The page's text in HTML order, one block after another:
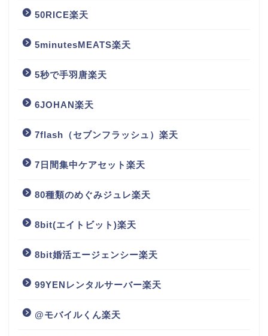
50RICE楽天
5minutesMEATS楽天
5秒で手羽唐楽天
6JOHAN楽天
7flash（セブンフラッシュ）楽天
7日間集中ケアセット楽天
80種類のめぐみジュレ楽天
8bit(エイトビット)楽天
8bit婚活エージェンシー楽天
99YENレンタルサーバー楽天
@モバイルくん楽天